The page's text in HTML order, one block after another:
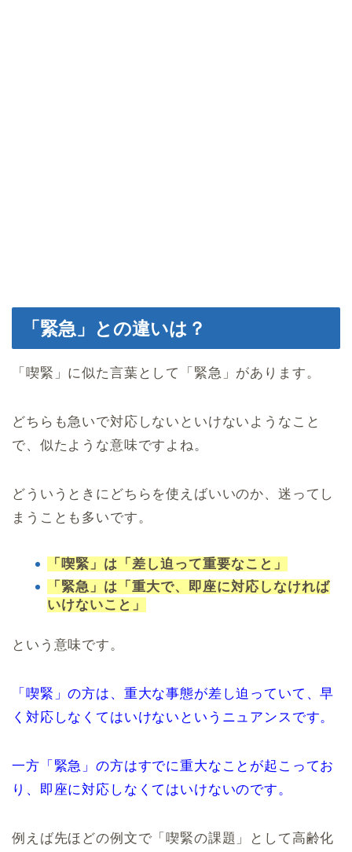
「緊急」との違いは？
「喫緊」に似た言葉として「緊急」があります。
どちらも急いで対応しないといけないようなこと
で、似たような意味ですよね。
どういうときにどちらを使えばいいのか、迷ってし
まうことも多いです。
「喫緊」は「差し迫って重要なこと」
「緊急」は「重大で、即座に対応しなければ
いけないこと」
という意味です。
「喫緊」の方は、重大な事態が差し迫っていて、早
く対応しなくてはいけないというニュアンスです。
一方「緊急」の方はすでに重大なことが起こってお
り、即座に対応しなくてはいけないのです。
例えば先ほどの例文で「喫緊の課題」として高齢化